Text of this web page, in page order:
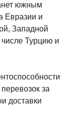
южным
Евразии и
Западной
Турцию и
за
доставки